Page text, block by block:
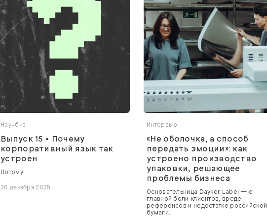
Научбиз
Выпуск 15 • Почему
корпоративный язык так
устроен
Потому!
26 декабря 2025
Интервью
«Не оболочка, а способ
передать эмоции»: как
устроено производство
упаковки, решающее
проблемы бизнеса
Основательница Dayker Label — о
главной боли клиентов, вреде
референсов и недостатке российской
бумаги.